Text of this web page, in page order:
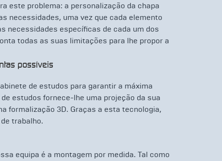
este problema: a personalização da chapa
necessidades, uma vez que cada elemento
necessidades específicas de cada um dos
todas as suas limitações para lhe propor a
possíveis
de estudos para garantir a máxima
estudos fornece-lhe uma projeção da sua
formalização 3D. Graças a esta tecnologia,
trabalho.
equipa é a montagem por medida. Tal como